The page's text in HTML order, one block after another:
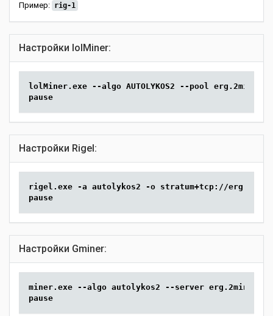
Пример: rig-1
Настройки lolMiner:
lolMiner.exe --algo AUTOLYKOS2 --pool
pause
Настройки Rigel:
rigel.exe -a autolykos2 -o stratum+tcp://
pause
Настройки Gminer:
miner.exe --algo autolykos2 --server
pause